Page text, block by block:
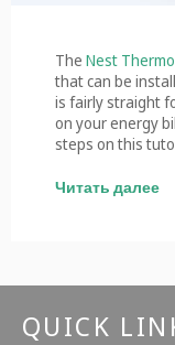
The Nest
that can be
is fairly straight
on your energy
steps on this
Читать далее
QUICK